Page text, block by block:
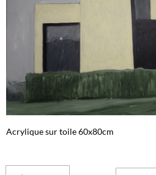
Acrylique sur toile 60x80cm